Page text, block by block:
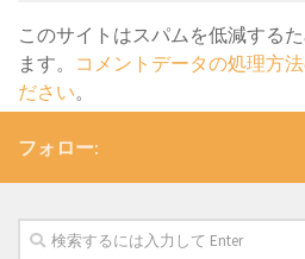
このサイトはスパムを低減する
ます。 コメントデータの処理方
ださい。
フォロー: